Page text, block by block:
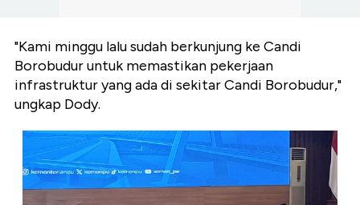
"Kami minggu lalu sudah berkunjung ke Candi
Borobudur untuk memastikan pekerjaan
infrastruktur yang ada di sekitar Candi Borobudur,"
ungkap Dody.